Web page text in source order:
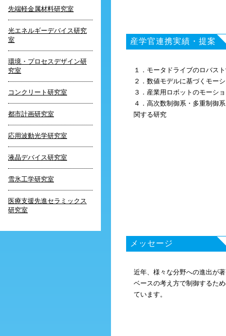
先端軽金属材料研究室
光エネルギーデバイス研究
室
環境・プロセスデザイン研
究室
コンクリート研究室
都市計画研究室
応用波動光学研究室
液晶デバイス研究室
雪氷工学研究室
医療支援先進セラミックス
研究室
産学官連携実績・提案
１．モータドライブのロバス
２．数値モデルに基づくモー
３．産業用ロボットのモーシ
４．高次数制御系・多重制御
関する研究
メッセージ
近年、様々な分野への進出が
ベースの考え方で制御するた
ています。